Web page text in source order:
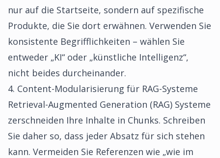
nur auf die Startseite, sondern auf spezifische
Produkte, die Sie dort erwähnen. Verwenden Sie
konsistente Begrifflichkeiten – wählen Sie
entweder „KI“ oder „künstliche Intelligenz“,
nicht beides durcheinander.
4. Content-Modularisierung für RAG-Systeme
Retrieval-Augmented Generation (RAG) Systeme
zerschneiden Ihre Inhalte in Chunks. Schreiben
Sie daher so, dass jeder Absatz für sich stehen
kann. Vermeiden Sie Referenzen wie „wie im